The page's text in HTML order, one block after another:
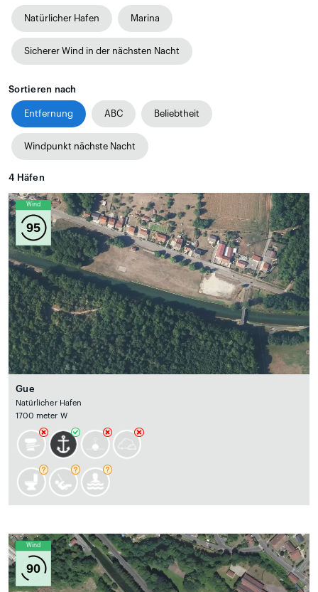
Natürlicher Hafen Marina
Sicherer Wind in der nächsten Nacht
Sortieren nach
Entfernung ABC Beliebtheit
Windpunkt nächste Nacht
4 Häfen
Wind
95
Gue
Natürlicher Hafen
1700 meter W
Wind
90